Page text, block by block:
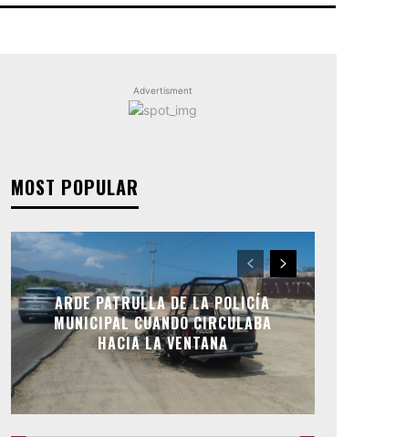
Advertisment
MOST POPULAR
ARDE PATRULLA DE LA POLICÍA
MUNICIPAL CUANDO CIRCULABA
HACIA LA VENTANA